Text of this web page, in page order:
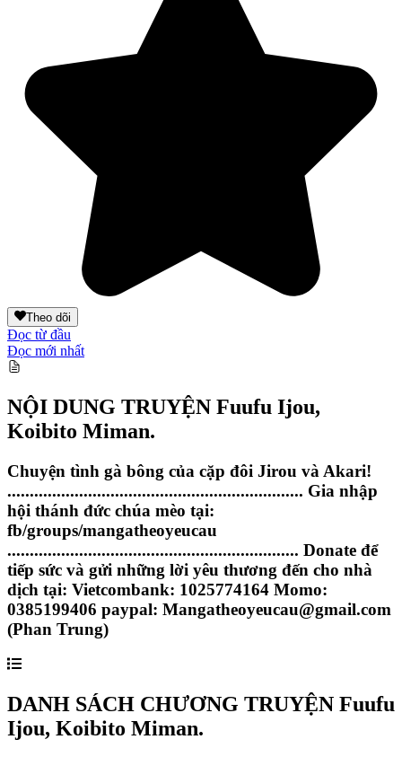
Theo dõi
Đọc từ đầu
Đọc mới nhất
NỘI DUNG TRUYỆN Fuufu Ijou,
Koibito Miman.
Chuyện tình gà bông của cặp đôi Jirou và Akari!
.................................................................. Gia nhập
hội thánh đức chúa mèo tại:
fb/groups/mangatheoyeucau
................................................................. Donate để
tiếp sức và gửi những lời yêu thương đến cho nhà
dịch tại: Vietcombank: 1025774164 Momo:
0385199406 paypal: Mangatheoyeucau@gmail.com
(Phan Trung)
DANH SÁCH CHƯƠNG TRUYỆN Fuufu
Ijou, Koibito Miman.